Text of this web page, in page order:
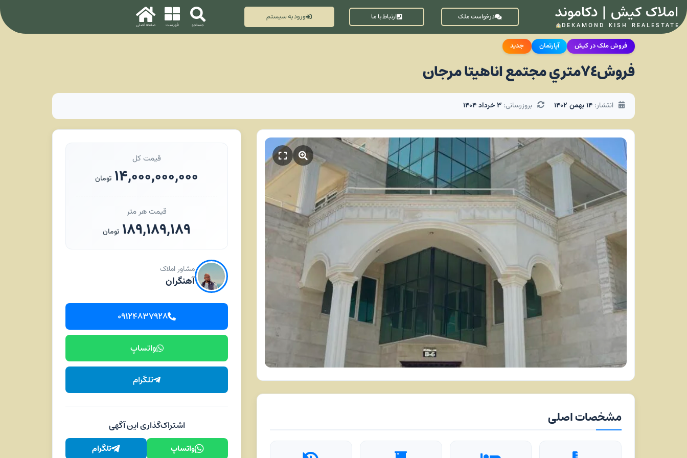
املاک کیش | دکاموند
DEKAMOND KISH REALESTATE
درخواست ملک ارتباط با ما ورود به سیستم
فروش ملک در کیش آپارتمان جدید
فروش٧٤متري مجتمع اناهيتا مرجان
انتشار: ۱۴ بهمن ۱۴۰۲ بروزرسانی: ۳ خرداد ۱۴۰۴
مشخصات اصلی
قیمت کل
۱۴,۰۰۰,۰۰۰,۰۰۰ تومان
قیمت هر متر
۱۸۹,۱۸۹,۱۸۹ تومان
مشاور املاک
آهنگران
۰۹۱۲۴۸۳۷۹۲۸
واتساپ
تلگرام
اشتراک‌گذاری این آگهی
واتساپ
تلگرام